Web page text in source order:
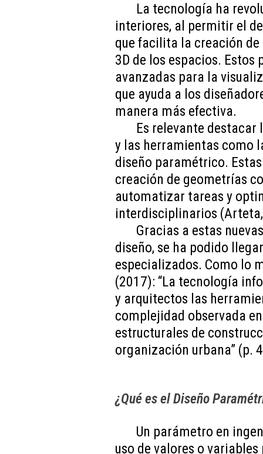
La tecnología ha
interiores, al permitir el
que facilita la creación
3D de los espacios.
avanzadas para la
que ayuda a los
manera más efectiva.
Es relevante
y las herramientas como
diseño paramétrico.
creación de geometrías
automatizar tareas y
interdisciplinarios
Gracias a estas
diseño, se ha podido
especializados. Como lo
(2017): “La tecnología
y arquitectos las
complejidad observada
estructurales de
organización urbana” (p.
¿Qué es el Diseño
Un parámetro en
uso de valores o